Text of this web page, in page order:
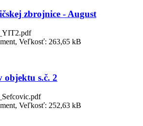
zbrojnice - August
Veľkosť: 263,65 kB
objektu s.č. 2
Veľkosť: 252,63 kB